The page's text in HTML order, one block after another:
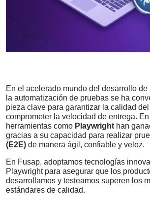
En el acelerado mundo del desarrollo de
la automatización de pruebas se ha
pieza clave para garantizar la calidad
comprometer la velocidad de entrega.
herramientas como Playwright han
gracias a su capacidad para realizar
(E2E) de manera ágil, confiable y veloz.
En Fusap, adoptamos tecnologías
Playwright para asegurar que los
desarrollamos y testeamos superen los
estándares de calidad.